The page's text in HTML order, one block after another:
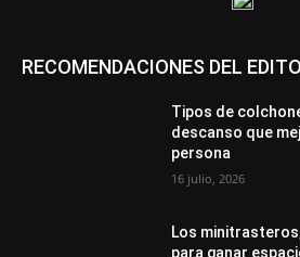
RECOMENDACIONES DEL
Tipos de
descanso que
persona
16 julio, 2026
Los
para ganar